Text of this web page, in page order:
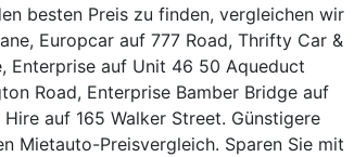
besten Preis zu finden, vergleichen wir
Europcar auf 777 Road, Thrifty Car &
Enterprise auf Unit 46 50 Aqueduct
Road, Enterprise Bamber Bridge auf
auf 165 Walker Street. Günstigere
Mietauto-Preisvergleich. Sparen Sie mit